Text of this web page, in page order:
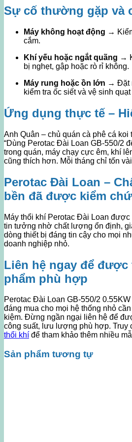
Sự cố thường gặp và
Máy không hoạt động →
cắm.
Khí yếu hoặc ngắt quãng →
bị nghẹt, gập hoặc rò rỉ không.
Máy rung hoặc ồn lớn → Đặt
kiểm tra ốc siết và vệ sinh quạt
Ứng dụng thực tế –
Anh Quân – chủ quán cà phê cá koi
“Dùng Perotac Đài Loan GB-550/2
trong quán, máy chạy cực êm, khí
cũng thích hơn. Mỗi tháng chỉ tốn
Perotac Đài Loan –
bền đã được kiểm
Máy thổi khí Perotac Đài Loan
tin tưởng nhờ chất lượng ổn định,
dòng thiết bị đáng tin cậy cho mọi
doanh nghiệp nhỏ.
Liên hệ ngay để được
phẩm phù hợp
Perotac Đài Loan GB-550/2
đáng mua cho mọi hệ thống nhỏ
kiệm. Đừng ngần ngại liên hệ để
công suất, lưu lượng phù hợp. Truy
thổi khí để tham khảo thêm nhiều
Sản phẩm tương tự